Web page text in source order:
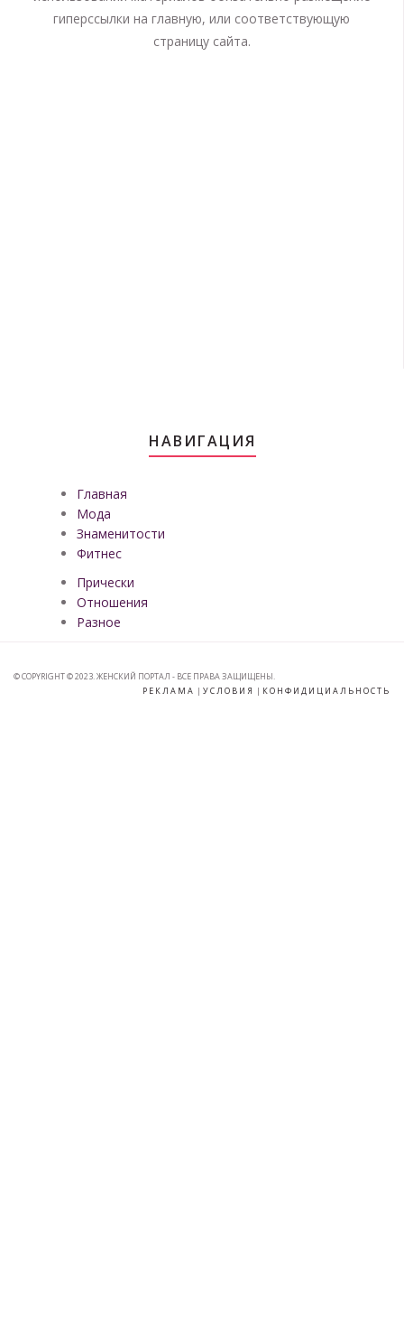
гиперссылки на главную, или соответствующую
страницу сайта.
НАВИГАЦИЯ
Главная
Мода
Знаменитости
Фитнес
Прически
Отношения
Разное
© COPYRIGHT © 2023. ЖЕНСКИЙ ПОРТАЛ - ВСЕ ПРАВА ЗАЩИЩЕНЫ.
РЕКЛАМА | УСЛОВИЯ | КОНФИДИЦИАЛЬНОСТЬ